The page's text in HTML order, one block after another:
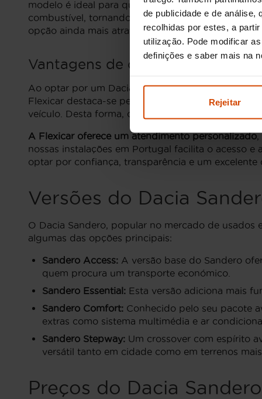
de publicidade e de análise,
recolhidas por estes, a
utilização. Pode modificar
definições e saber mais na
Rejeitar
modelo é ideal para quem procura economia e
combustível, tornando-o perfeito para o dia-a-dia
opção ainda mais atrativa para aqueles que
Vantagens de comprar um Dacia
Ao optar por um Dacia Sandero usado na
Flexicar destaca-se pela sua vasta experiência
veículo. Desta forma, os nossos clientes têm a
A Flexicar oferece um atendimento personalizado,
nossas instalações em Portugal facilita o acesso
optar por confiança, transparência e um
Versões do Dacia
O Dacia Sandero, popular no mercado de usados
algumas das opções principais:
Sandero Access: A versão base do Sandero
quem procura um transporte económico.
Sandero Essential: Esta versão adiciona mais
Sandero Comfort: Conhecido pelo seu pacote
extras como sistema multimédia e ar
Sandero Stepway: Um crossover com espírito
versátil tanto em cidade como em terrenos mais
Preços do Dacia